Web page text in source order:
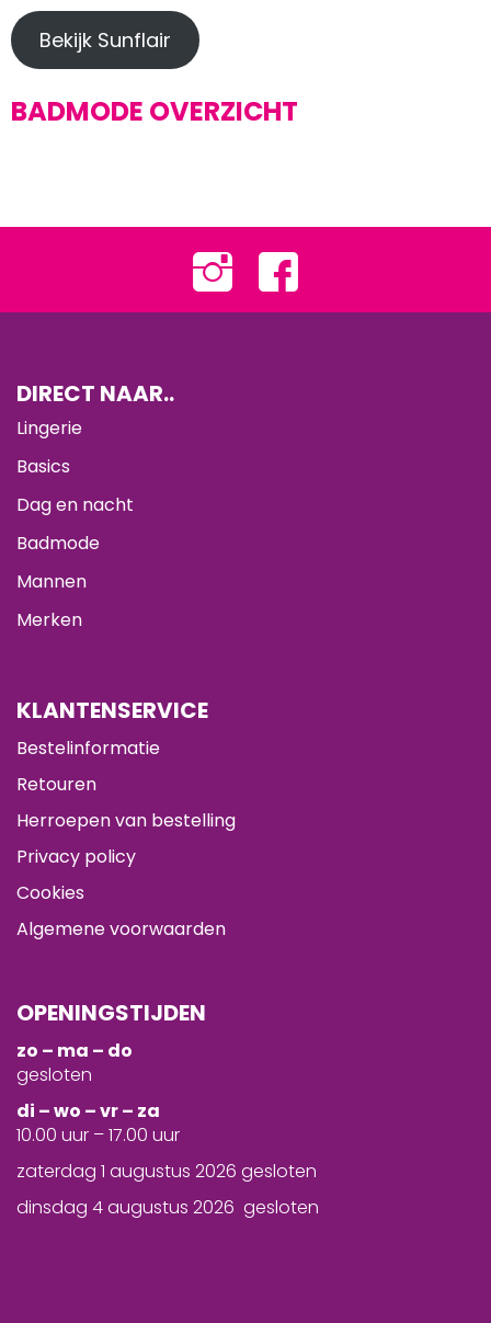
Bekijk Sunflair
BADMODE OVERZICHT
DIRECT NAAR..
Lingerie
Basics
Dag en nacht
Badmode
Mannen
Merken
KLANTENSERVICE
Bestelinformatie
Retouren
Herroepen van bestelling
Privacy policy
Cookies
Algemene voorwaarden
OPENINGSTIJDEN
zo – ma – do
gesloten
di – wo – vr – za
10.00 uur – 17.00 uur
zaterdag 1 augustus 2026 gesloten
dinsdag 4 augustus 2026 gesloten